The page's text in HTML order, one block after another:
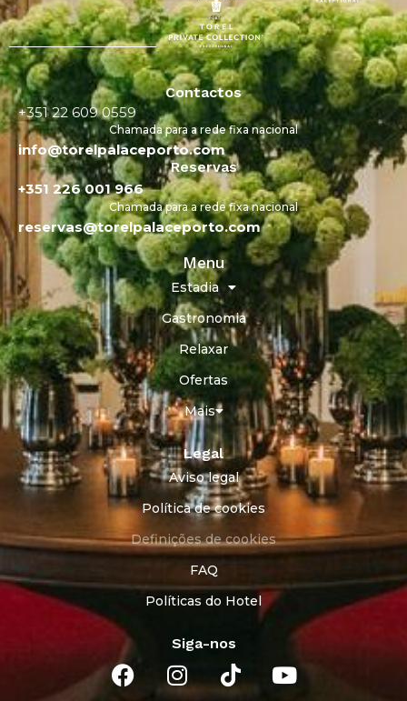
Contactos
+351 22 609 0559
Chamada para a rede fixa nacional
info@torelpalaceporto.com
Reservas
+351 226 001 966
Chamada para a rede fixa nacional
reservas@torelpalaceporto.com
Menu
Estadia
Gastronomia
Relaxar
Ofertas
Mais
Legal
Aviso legal
Política de cookies
Definições de cookies
FAQ
Políticas do Hotel
Siga-nos